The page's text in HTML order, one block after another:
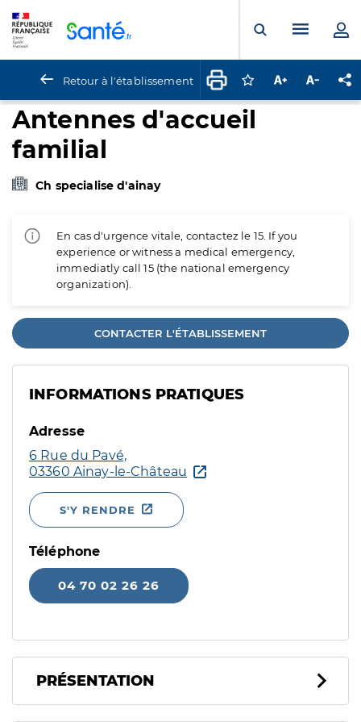
Ouvrir laMenu
Retour à l'établissement Connectez-vous
Augmenter la
Antennes d'accueil
familial
Ch specialise d'ainay
En cas d'urgence vitale, contactez le 15. If you
experience or witness a medical emergency,
immediatly call 15 (the national emergency
organization).
CONTACTER L'ÉTABLISSEMENT
INFORMATIONS PRATIQUES
Adresse
6 Rue du Pavé,
03360 Ainay-le-Château
S'Y RENDRE
Téléphone
04 70 02 26 26
PRÉSENTATION